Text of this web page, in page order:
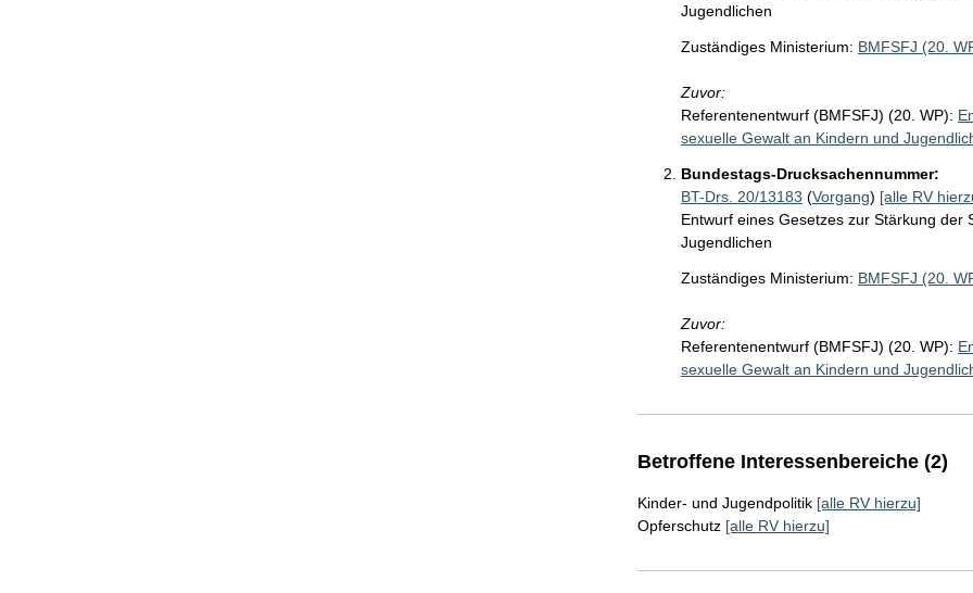
Jugendlichen
Zuständiges Ministerium: BMFSFJ (20.
Zuvor:
Referentenentwurf (BMFSFJ) (20. WP):
sexuelle Gewalt an Kindern und
Bundestags-Drucksachennummer:
BT-Drs. 20/13183 (Vorgang) [alle RV
Entwurf eines Gesetzes zur Stärkung
Jugendlichen
Zuständiges Ministerium: BMFSFJ (20.
Zuvor:
Referentenentwurf (BMFSFJ) (20. WP):
sexuelle Gewalt an Kindern und
Betroffene Interessenbereiche (2)
Kinder- und Jugendpolitik [alle RV hierzu]
Opferschutz [alle RV hierzu]